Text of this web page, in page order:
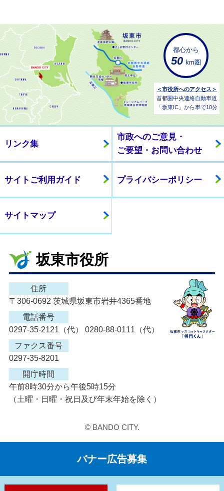
都心から
50 km圏
＜市役所へのアクセス＞
首都圏中央連絡自動車道
「坂東IC」から車で10分
リンク集
市政へのご意見・
ご要望・お問い合わせ
サイトご利用ガイド プライバシーポリシー
サイトマップ
坂東市役所
住所
〒306-0692 茨城県坂東市岩井4365番地
電話番号
0297-35-2121（代） 0280-88-0111（代）
ファクス番号
0297-35-8201
開庁時間
午前8時30分から午後5時15分
（土曜・日曜・祝日及び年末年始を除く）
© BANDO CITY.
バナー広告募集